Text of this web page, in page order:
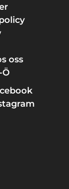
oss
Ö